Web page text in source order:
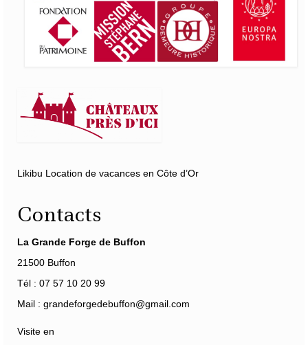
Likibu Location de vacances en Côte d’Or
Contacts
La Grande Forge de Buffon
21500 Buffon
Tél : 07 57 10 20 99
Mail : grandeforgedebuffon@gmail.com
Visite en